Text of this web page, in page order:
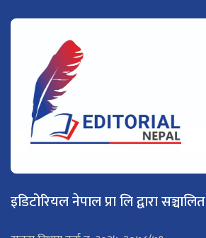
इडिटोरियल नेपाल प्रा लि द्वारा सञ्चालित